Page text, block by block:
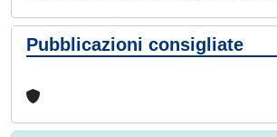
Pubblicazioni consigliate